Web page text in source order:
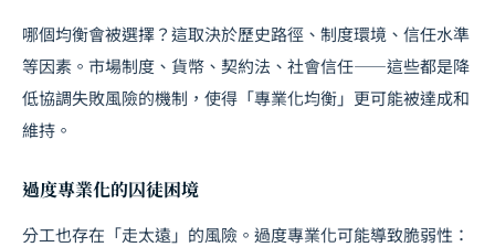
哪個均衡會被選擇？這取決於歷史路徑、制度環境、信任水準
等因素。市場制度、貨幣、契約法、社會信任——這些都是降
低協調失敗風險的機制，使得「專業化均衡」更可能被達成和
維持。
過度專業化的囚徒困境
分工也存在「走太遠」的風險。過度專業化可能導致脆弱性：